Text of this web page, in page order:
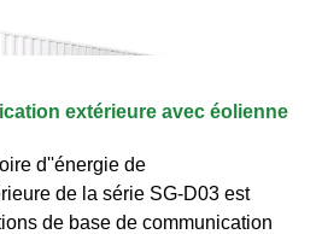
extérieure avec éolienne
d''énergie de
de la série SG-D03 est
de base de communication